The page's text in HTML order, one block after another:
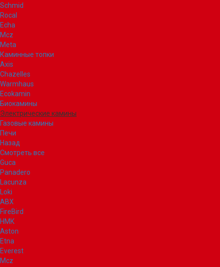
Schmid
Rocal
Echa
Mcz
Meta
Каминные топки
Axis
Chazelles
Warmhaus
Ecokamin
Биокамины
Электрические камины
Газовые камины
Печи
Назад
Смотреть все
Guca
Panadero
Lacunza
Loki
ABX
FireBird
НМК
Aston
Etna
Everest
Mcz